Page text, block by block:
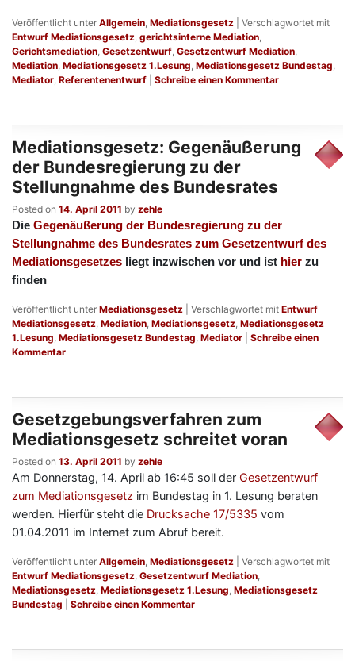
Veröffentlicht unter Allgemein Mediationsgesetz
Verschlagwortet mit
Entwurf Mediationsgesetz gerichtsinterne Mediation
Gerichtsmediation Gesetzentwurf Gesetzentwurf Mediation
Mediation Mediationsgesetz 1.Lesung Mediationsgesetz Bundestag
Mediator Referentenentwurf Schreibe einen Kommentar
Mediationsgesetz: Gegenäußerung
der Bundesregierung zu der
Stellungnahme des Bundesrates
Posted on 14. April 2011 by zehle
Die Gegenäußerung der Bundesregierung zu der
Stellungnahme des Bundesrates zum Gesetzentwurf des
Mediationsgesetzes liegt inzwischen vor und ist hier zu
finden
Veröffentlicht unter Mediationsgesetz Verschlagwortet mit Entwurf
Mediationsgesetz Mediation Mediationsgesetz Mediationsgesetz
1.Lesung Mediationsgesetz Bundestag Mediator
Schreibe einen
Kommentar
Gesetzgebungsverfahren zum
Mediationsgesetz schreitet voran
Posted on 13. April 2011 by zehle
Am Donnerstag, 14. April ab 16:45 soll der Gesetzentwurf
zum Mediationsgesetz im Bundestag in 1. Lesung beraten
werden. Hierfür steht die Drucksache 17/5335 vom
01.04.2011 im Internet zum Abruf bereit.
Veröffentlicht unter Allgemein, Mediationsgesetz
Verschlagwortet mit
Entwurf Mediationsgesetz, Gesetzentwurf Mediation,
Mediationsgesetz, Mediationsgesetz 1.Lesung, Mediationsgesetz
Bundestag
Schreibe einen Kommentar